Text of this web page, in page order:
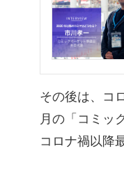
その後は、コ
月の「コミッ
コロナ禍以降